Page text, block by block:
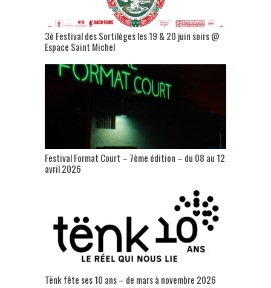
3è Festival des Sortilèges les 19 & 20 juin soirs @
Espace Saint Michel
Festival Format Court – 7ème édition – du 08 au 12
avril 2026
Tënk fête ses 10 ans – de mars à novembre 2026